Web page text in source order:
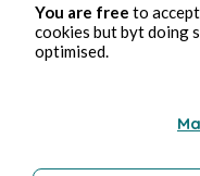
Stéphane Hoegel
You are free to
cookies but byt doing
optimised.